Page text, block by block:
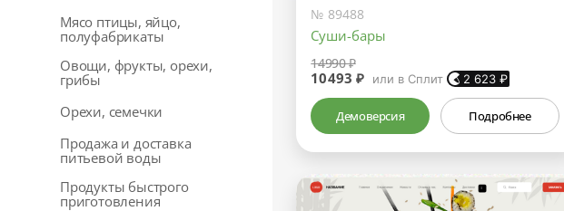
Мясо птицы, яйцо,
полуфабрикаты
Овощи, фрукты, орехи,
грибы
Орехи, семечки
Продажа и доставка
питьевой воды
Продукты быстрого
приготовления
№ 89488
Суши-бары
14990 ₽
10493 ₽ или в Сплит 2 623₽
Демоверсия Подробнее